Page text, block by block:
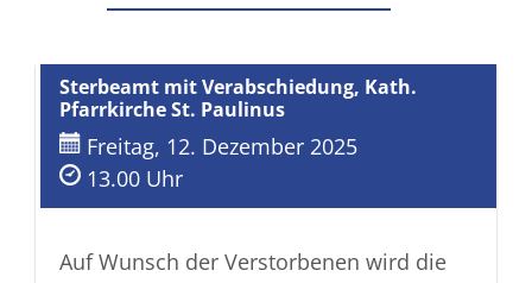
Sterbeamt mit Verabschiedung, Kath.
Pfarrkirche St. Paulinus
Freitag, 12. Dezember 2025
13.00 Uhr
Auf Wunsch der Verstorbenen wird die